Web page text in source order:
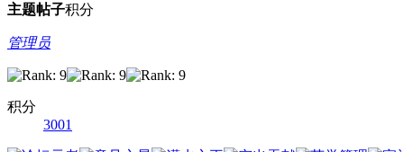
主题帖子积分
管理员
积分
3001